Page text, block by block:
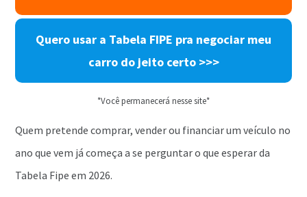
Quero usar a Tabela FIPE pra negociar meu
carro do jeito certo>>>
*Você permanecerá nesse site*
Quem pretende comprar, vender ou financiar um veículo no
ano que vem já começa a se perguntar o que esperar da
Tabela Fipe em 2026.